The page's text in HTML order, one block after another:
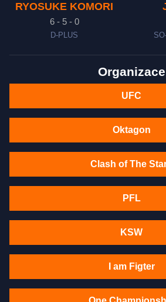
RYOSUKE KOMORI
6 - 5 - 0
D-PLUS
Organizace
UFC
Oktagon
Clash of The
PFL
KSW
I am Figter